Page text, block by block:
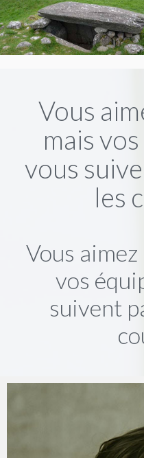
Vous
mais
vous
les
Vous
vos
suivent